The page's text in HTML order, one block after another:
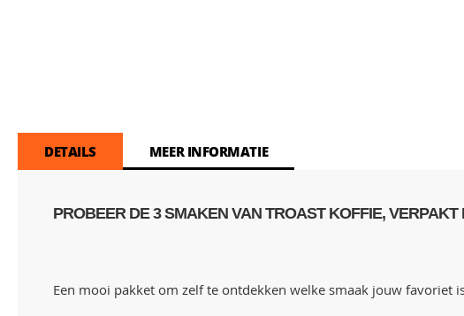
DETAILS
PROBEER DE 3 SMAKEN VAN TROAST KOFFIE,
Een mooi pakket om zelf te ontdekken welke smaak jouw favoriet
MEER INFORMATIE